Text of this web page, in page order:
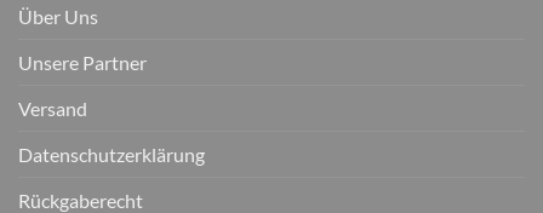
Über Uns
Unsere Partner
Versand
Datenschutzerklärung
Rückgaberecht